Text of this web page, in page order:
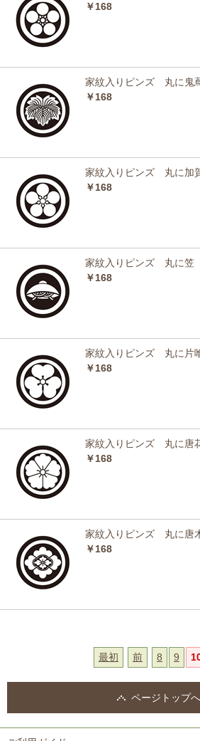
￥168
家紋入りピンズ 丸に鬼
￥168
家紋入りピンズ 丸に加
￥168
家紋入りピンズ 丸に笠
￥168
家紋入りピンズ 丸に片
￥168
家紋入りピンズ 丸に唐
￥168
家紋入りピンズ 丸に唐
￥168
最初
前 8 9
ページトップへ